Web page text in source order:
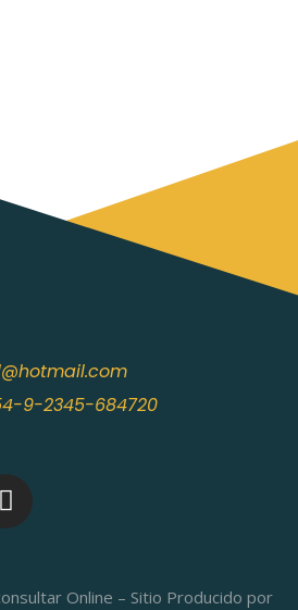
9-2345-684720
Online – Sitio Producido por